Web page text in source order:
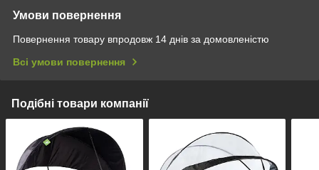
Умови повернення
Повернення товару впродовж 14 днів за домовленістю
Всі умови повернення
Подібні товари компанії